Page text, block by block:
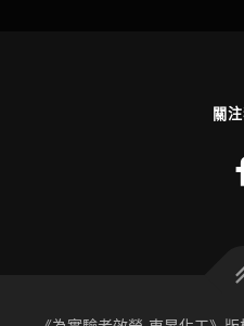
關